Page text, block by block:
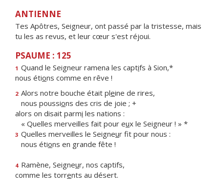
ANTIENNE
Tes Apôtres, Seigneur, ont passé par la tristesse, mais
tu les as revus, et leur cœur s'est réjoui.
PSAUME : 125
1 Quand le Seigneur ramena les captifs à Sion,*
nous étions comme en rêve !
2 Alors notre bouche était pleine de rires,
nous poussions des cris de joie ; +
alors on disait parmi les nations :
« Quelles merveilles fait pour eux le Seigneur ! » *
3 Quelles merveilles le Seigneur fit pour nous :
nous étions en grande fête !
4 Ramène, Seigneur, nos captifs,
comme les torrents au désert.